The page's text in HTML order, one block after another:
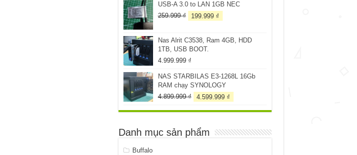
là:
4.399.999 ₫.
tại
USB-A 3.0 to LAN 1GB NEC
259.999₫
Giá
259.999 ₫.
199.999 ₫
là:
Nas Alrit C3538, Ram 4GB, HDD
1TB, USB BOOT.
4.999.999 ₫
NAS STARBILAS E3-1268L 16Gb
RAM chạy SYNOLOGY
4.899.999₫
Giá
là:
4.599.999 ₫
tại
4.599.999 ₫.
Danh mục sản phẩm
Buffalo